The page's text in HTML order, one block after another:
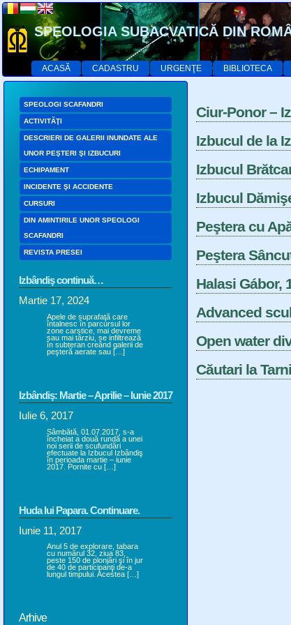
SPEOLOGIA SUBACVATICĂ DIN
ACASĂ CADASTRU URGENŢE BIBLIOTECA
SPEOLOGI SCAFANDRI
ACTIVITĂŢI
DESCRIERI DE GALERII INUNDATE ALE
UNOR PEŞTERI ŞI IZBUCURI
ECHIPAMENT
INCIDENTE ŞI ACCIDENTE
CURSURI
DIN AMINTIRILE UNOR SPEOLOGI
SCAFANDRI
REVISTA PRESEI
Izbândiş continuă…
Martie 17, 2024
Apele de suprafaţă care
întalnesc în parcursul lor
zone carstice, mai devreme
sau mai târziu, se infiltrează
în subteran creând galerii de
peşteră aerate sau […]
Izbândiş: Martie – Aprilie – Iunie 2017
Iulie 6, 2017
Sâmbătă, 01.07.2017, s-a
încheiat a două rundă a unei
noi serii de scufundări
efectuate la Izbucul Izbândiş
în perioada martie – iunie
2017. Pornite cu […]
Huda lui Papara. Continuare.
Iunie 11, 2017
Anul 5 de explorare, tabara
cu numărul 32, ziua 83,
peste 150 de plonjări şi în jur
de 40 de participanţi de-a
lungul timpului. Acestea […]
Arhive
Ciur-Ponor –
Izbucul de la
Izbucul
Izbucul
Peştera cu
Peştera
Halasi Gábor,
Advanced
Open water
Căutari la